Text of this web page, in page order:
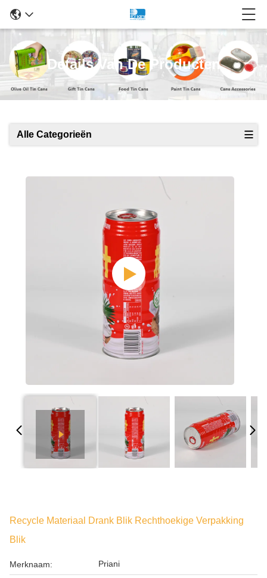
Details Van De Producten
Alle Categorieën
Recycle Materiaal Drank Blik Rechthoekige Verpakking
Blik
Merknaam: Priani